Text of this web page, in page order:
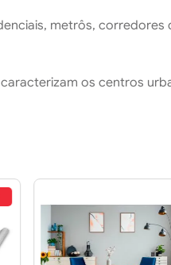
metrôs,
os centros